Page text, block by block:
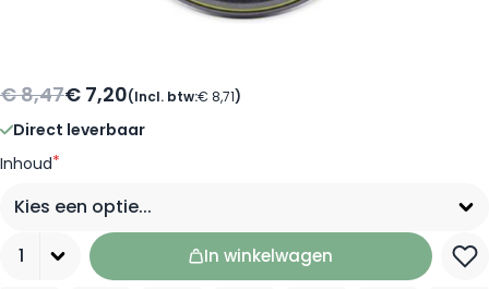
€ 8,47€ 7,20(Incl. btw:€ 8,71)
Direct leverbaar
Inhoud*
In winkelwagen